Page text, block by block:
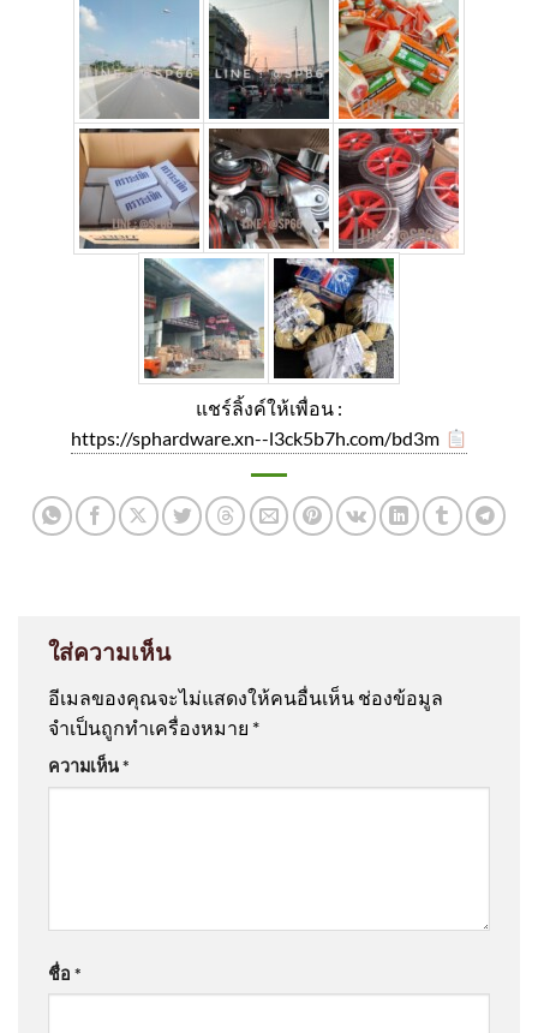
แชร์ลิ้งค์ให้เพื่อน :
https://sphardware.xn--l3ck5b7h.com/bd3m
ใส่ความเห็น
อีเมลของคุณจะไม่แสดงให้คนอื่นเห็น ช่องข้อมูล
จำเป็นถูกทำเครื่องหมาย *
ความเห็น*
ชื่อ *